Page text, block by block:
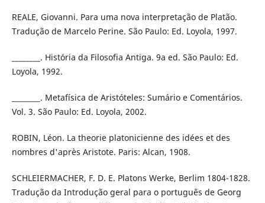
REALE, Giovanni. Para uma nova interpretação de Platão.
Tradução de Marcelo Perine. São Paulo: Ed. Loyola, 1997.
________. História da Filosofia Antiga. 9a ed. São Paulo: Ed.
Loyola, 1992.
________. Metafísica de Aristóteles: Sumário e Comentários.
Vol. 3. São Paulo: Ed. Loyola, 2002.
ROBIN, Léon. La theorie platonicienne des idées et des
nombres d'après Aristote. Paris: Alcan, 1908.
SCHLEIERMACHER, F. D. E. Platons Werke, Berlim 1804-1828.
Tradução da Introdução geral para o português de Georg